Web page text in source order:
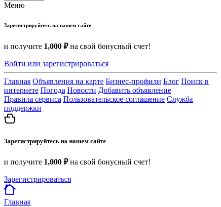
Меню
Зарегистрируйтесь на нашем сайте
и получите 1,000 ₽на свой бонусный счет!
Войти или зарегистрироваться
Главная Объявления на карте Бизнес-профили Блог Поиск в
интернете Погода Новости Добавить объявление
Правила сервиса Пользовательское соглашение Служба
поддержки
Зарегистрируйтесь на нашем сайте
и получите 1,000 ₽на свой бонусный счет!
Зарегистрироваться
Главная